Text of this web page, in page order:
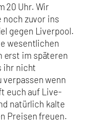
20 Uhr. Wir
zuvor ins
gegen Liverpool.
wesentlichen
erst im späteren
ihr nicht
wenn
euch auf Live-
natürlich kalte
Preisen freuen.